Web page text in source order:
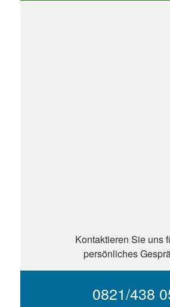
Kontaktieren Sie uns
persönliches
0821/438